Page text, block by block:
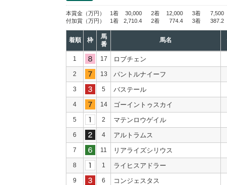
本賞金 （万円） 1着 30,000 2着 12,000 3着
7,500
付加賞 （万円） 1着 2,710.4 2着 774.4 3着 387.2
着順 枠
馬
番
馬名
1 17 ロブチェン
2 13 パントルナイーフ
3 5 バステール
4 14 ゴーイントゥスカイ
5 2 マテンロウゲイル
6 4 アルトラムス
7 11 リアライズシリウス
8 1 ライヒスアドラー
9 6 コンジェスタス